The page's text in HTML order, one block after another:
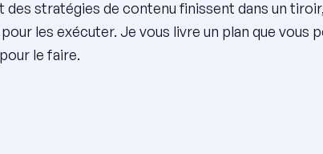
des stratégies de contenu finissent dans un
les exécuter. Je vous livre un plan que vous
le faire.